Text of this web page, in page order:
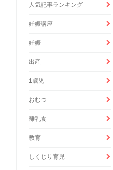
人気記事ランキング
妊娠講座
妊娠
出産
1歳児
おむつ
離乳食
教育
しくじり育児